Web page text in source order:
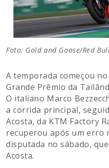
Foto: Gold and Goose/Red
A temporada começou
Grande Prêmio da
O italiano Marco
a corrida principal,
Acosta, da KTM Factory
recuperou após um erro
disputada no sábado,
Acosta.